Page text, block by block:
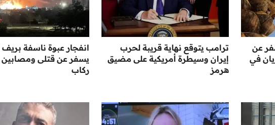
عن
في
ترامب يتوقع نهاية قريبة لحرب
إيران وسيطرة أمريكية على مضيق
هرمز
انفجار عبوة ناسفة
يسفر عن قتلى ومصابين
ركاب